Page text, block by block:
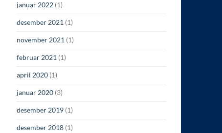
januar 2022 (1)
desember 2021 (1)
november 2021 (1)
februar 2021 (1)
april 2020 (1)
januar 2020 (3)
desember 2019 (1)
desember 2018 (1)